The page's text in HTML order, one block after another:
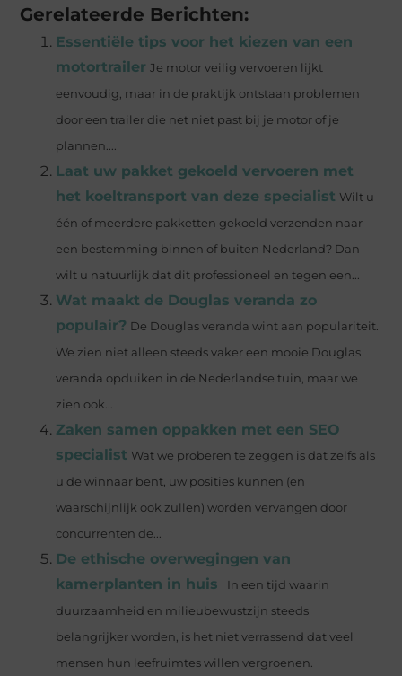
Gerelateerde Berichten:
Essentiële tips voor het kiezen van een
motortrailer Je motor veilig vervoeren lijkt
eenvoudig, maar in de praktijk ontstaan problemen
door een trailer die net niet past bij je motor of je
plannen....
Laat uw pakket gekoeld vervoeren met
het koeltransport van deze specialist Wilt u
één of meerdere pakketten gekoeld verzenden naar
een bestemming binnen of buiten Nederland? Dan
wilt u natuurlijk dat dit professioneel en tegen een...
Wat maakt de Douglas veranda zo
populair? De Douglas veranda wint aan populariteit.
We zien niet alleen steeds vaker een mooie Douglas
veranda opduiken in de Nederlandse tuin, maar we
zien ook...
Zaken samen oppakken met een SEO
specialist Wat we proberen te zeggen is dat zelfs als
u de winnaar bent, uw posities kunnen (en
waarschijnlijk ook zullen) worden vervangen door
concurrenten de...
De ethische overwegingen van
kamerplanten in huis
In een tijd waarin
duurzaamheid en milieubewustzijn steeds
belangrijker worden, is het niet verrassend dat veel
mensen hun leefruimtes willen vergroenen.